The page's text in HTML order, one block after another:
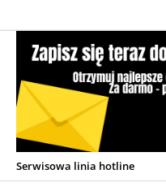
Serwisowa linia hotline